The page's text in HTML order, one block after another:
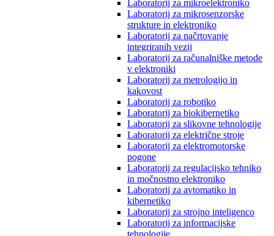
Laboratorij za mikroelektroniko
Laboratorij za mikrosenzorske
strukture in elektroniko
Laboratorij za načrtovanje
integriranih vezij
Laboratorij za računalniške metode
v elektroniki
Laboratorij za metrologijo in
kakovost
Laboratorij za robotiko
Laboratorij za biokibernetiko
Laboratorij za slikovne tehnologije
Laboratorij za električne stroje
Laboratorij za elektromotorske
pogone
Laboratorij za regulacijsko tehniko
in močnostno elektroniko
Laboratorij za avtomatiko in
kibernetiko
Laboratorij za strojno inteligenco
Laboratorij za informacijske
tehnologije